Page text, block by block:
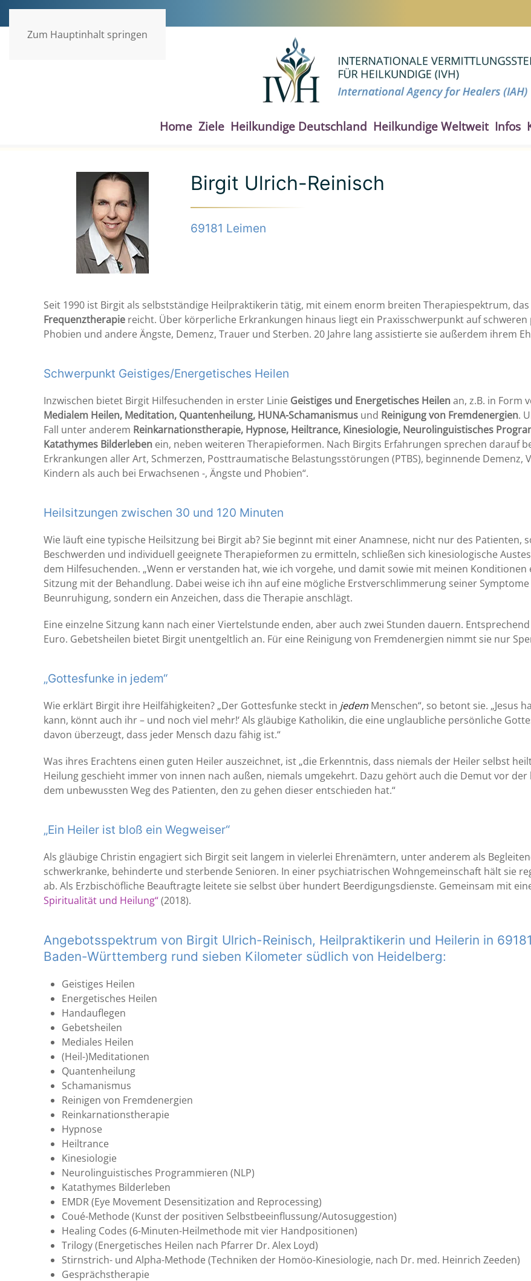
Zum Hauptinhalt springen
Home Ziele Heilkundige Deutschland Heilkundige Weltweit Infos
Birgit Ulrich-Reinisch
69181 Leimen
Seit 1990 ist Birgit als selbstständige Heilpraktikerin tätig, mit einem enorm breiten Therapiespektrum, das
Frequenztherapie reicht. Über körperliche Erkrankungen hinaus liegt ein Praxisschwerpunkt auf
Phobien und andere Ängste, Demenz, Trauer und Sterben. 20 Jahre lang assistierte sie außerdem ihrem
Schwerpunkt Geistiges/Energetisches Heilen
Inzwischen bietet Birgit Hilfesuchenden in erster Linie Geistiges und Energetisches Heilenan, z.B. in Form
Medialem Heilen, Meditation, Quantenheilung, HUNA-Schamanismus und Reinigung von Fremdenergien.
Fall unter anderem Reinkarnationstherapie, Hypnose, Heiltrance, Kinesiologie, Neurolinguistisches
Katathymes Bilderleben ein, neben weiteren Therapieformen. Nach Birgits Erfahrungen sprechen darauf
Erkrankungen aller Art, Schmerzen, Posttraumatische Belastungsstörungen (PTBS), beginnende Demenz,
Kindern als auch bei Erwachsenen -, Ängste und Phobien“.
Heilsitzungen zwischen 30 und 120 Minuten
Wie läuft eine typische Heilsitzung bei Birgit ab? Sie beginnt mit einer Anamnese, nicht nur des Patienten,
Beschwerden und individuell geeignete Therapieformen zu ermitteln, schließen sich kinesiologische
dem Hilfesuchenden. „Wenn er verstanden hat, wie ich vorgehe, und damit sowie mit meinen
Sitzung mit der Behandlung. Dabei weise ich ihn auf eine mögliche Erstverschlimmerung seiner
Beunruhigung, sondern ein Anzeichen, dass die Therapie anschlägt.
Eine einzelne Sitzung kann nach einer Viertelstunde enden, aber auch zwei Stunden dauern.
Euro. Gebetsheilen bietet Birgit unentgeltlich an. Für eine Reinigung von Fremdenergien nimmt sie nur
„Gottesfunke in jedem“
Wie erklärt Birgit ihre Heilfähigkeiten? „Der Gottesfunke steckt in jedem Menschen“, so betont sie. „Jesus
kann, könnt auch ihr – und noch viel mehr!‘ Als gläubige Katholikin, die eine unglaubliche persönliche
davon überzeugt, dass jeder Mensch dazu fähig ist.“
Was ihres Erachtens einen guten Heiler auszeichnet, ist „die Erkenntnis, dass niemals der Heiler selbst
Heilung geschieht immer von innen nach außen, niemals umgekehrt. Dazu gehört auch die Demut vor
dem unbewussten Weg des Patienten, den zu gehen dieser entschieden hat.“
„Ein Heiler ist bloß ein Wegweiser“
Als gläubige Christin engagiert sich Birgit seit langem in vielerlei Ehrenämtern, unter anderem als
schwerkranke, behinderte und sterbende Senioren. In einer psychiatrischen Wohngemeinschaft hält sie
ab. Als Erzbischöfliche Beauftragte leitete sie selbst über hundert Beerdigungsdienste. Gemeinsam mit
Spiritualität und Heilung“(2018).
Angebotsspektrum von Birgit Ulrich-Reinisch, Heilpraktikerin und Heilerin in
Baden-Württemberg rund sieben Kilometer südlich von Heidelberg:
Geistiges Heilen
Energetisches Heilen
Handauflegen
Gebetsheilen
Mediales Heilen
(Heil-)Meditationen
Quantenheilung
Schamanismus
Reinigen von Fremdenergien
Reinkarnationstherapie
Hypnose
Heiltrance
Kinesiologie
Neurolinguistisches Programmieren (NLP)
Katathymes Bilderleben
EMDR (Eye Movement Desensitization and Reprocessing)
Coué-Methode (Kunst der positiven Selbstbeeinflussung/Autosuggestion)
Healing Codes (6-Minuten-Heilmethode mit vier Handpositionen)
Trilogy (Energetisches Heilen nach Pfarrer Dr. Alex Loyd)
Stirnstrich- und Alpha-Methode (Techniken der Homöo-Kinesiologie, nach Dr. med. Heinrich Zeeden)
Gesprächstherapie